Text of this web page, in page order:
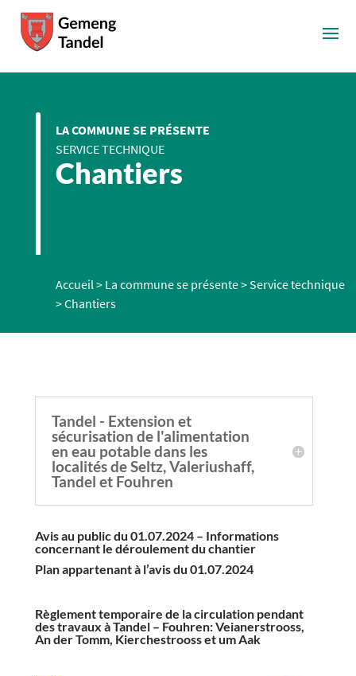
LA COMMUNE SE PRÉSENTE
SERVICE TECHNIQUE
Chantiers
Accueil> La commune se présente>Service technique
>Chantiers
Tandel - Extension et
sécurisation de l'alimentation
en eau potable dans les
localités de Seltz, Valeriushaff,
Tandel et Fouhren
Avis au public du 01.07.2024 – Informations
concernant le déroulement du chantier
Plan appartenant à l’avis du 01.07.2024
Règlement temporaire de la circulation pendant
des travaux à Tandel – Fouhren: Veianerstrooss,
An der Tomm, Kierchestrooss et um Aak